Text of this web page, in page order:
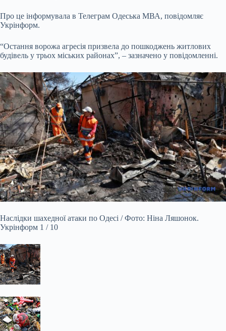
Про це інформувала в Телеграм Одеська МВА, повідомляє
Укрінформ.
“Остання ворожа агресія призвела до пошкоджень житлових
будівель у трьох міських районах”, – зазначено у повідомленні.
Наслідки шахедної атаки по Одесі / Фото: Ніна Ляшонок.
Укрінформ 1 / 10